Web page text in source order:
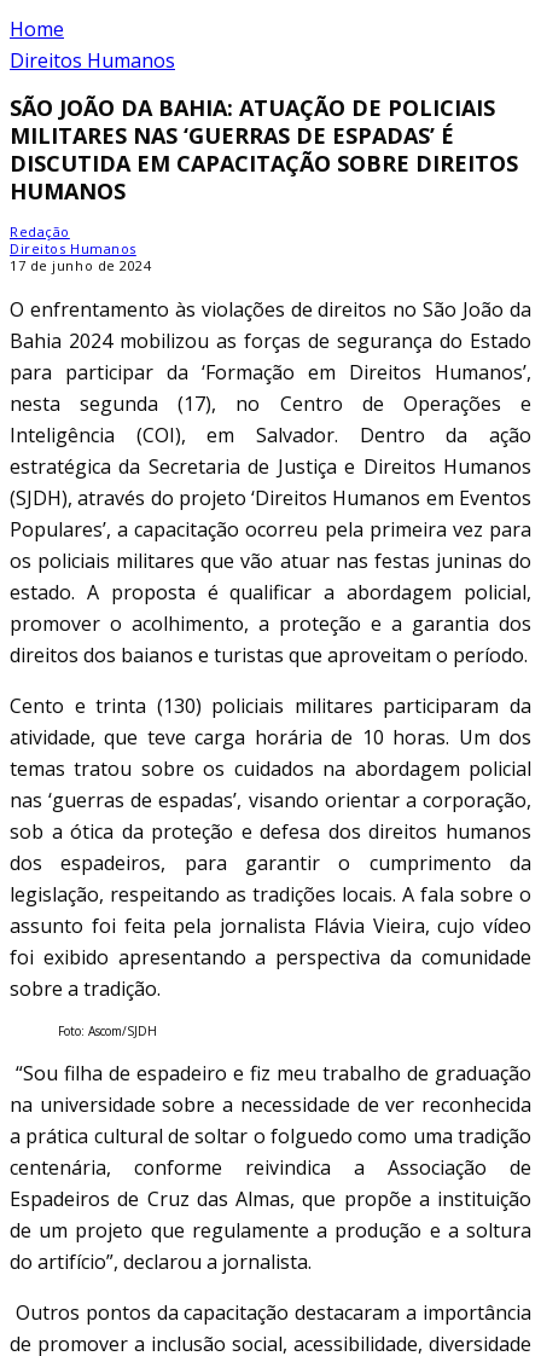
Home
Direitos Humanos
SÃO JOÃO DA BAHIA: ATUAÇÃO DE POLICIAIS
MILITARES NAS ‘GUERRAS DE ESPADAS’ É
DISCUTIDA EM CAPACITAÇÃO SOBRE DIREITOS
HUMANOS
Redação
Direitos Humanos
17 de junho de 2024
O enfrentamento às violações de direitos no São João da
Bahia 2024 mobilizou as forças de segurança do Estado
para participar da ‘Formação em Direitos Humanos’,
nesta segunda (17), no Centro de Operações e
Inteligência (COI), em Salvador. Dentro da ação
estratégica da Secretaria de Justiça e Direitos Humanos
(SJDH), através do projeto ‘Direitos Humanos em Eventos
Populares’, a capacitação ocorreu pela primeira vez para
os policiais militares que vão atuar nas festas juninas do
estado. A proposta é qualificar a abordagem policial,
promover o acolhimento, a proteção e a garantia dos
direitos dos baianos e turistas que aproveitam o período.
Cento e trinta (130) policiais militares participaram da
atividade, que teve carga horária de 10 horas. Um dos
temas tratou sobre os cuidados na abordagem policial
nas ‘guerras de espadas’, visando orientar a corporação,
sob a ótica da proteção e defesa dos direitos humanos
dos espadeiros, para garantir o cumprimento da
legislação, respeitando as tradições locais. A fala sobre o
assunto foi feita pela jornalista Flávia Vieira, cujo vídeo
foi exibido apresentando a perspectiva da comunidade
sobre a tradição.
Foto: Ascom/SJDH
“Sou filha de espadeiro e fiz meu trabalho de graduação
na universidade sobre a necessidade de ver reconhecida
a prática cultural de soltar o folguedo como uma tradição
centenária, conforme reivindica a Associação de
Espadeiros de Cruz das Almas, que propõe a instituição
de um projeto que regulamente a produção e a soltura
do artifício”, declarou a jornalista.
Outros pontos da capacitação destacaram a importância
de promover a inclusão social, acessibilidade, diversidade